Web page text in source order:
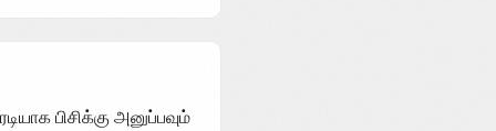
பிசிக்கு அனுப்பவும்